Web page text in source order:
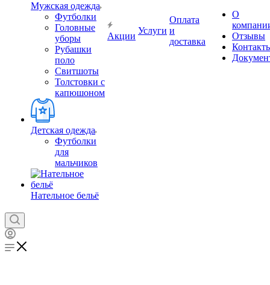
Мужская одежда
Футболки
Головные
уборы
Рубашки
поло
Свитшоты
Толстовки с
капюшоном
Детская одежда
Футболки
для
мальчиков
Нательное бельё
Акции
Услуги
Оплата
и
доставка
О
Отзывы